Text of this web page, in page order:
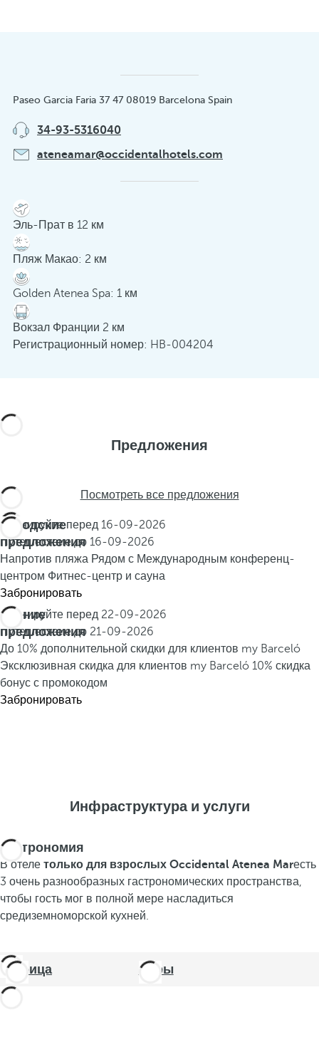
Paseo Garcia Faria 37 47 08019 Barcelona Spain
34-93-5316040
ateneamar@occidentalhotels.com
Эль-Прат в 12 км
Пляж Макао: 2 км
Golden Atenea Spa: 1 км
Вокзал Франции 2 км
Регистрационный номер: HB-004204
Предложения
Посмотреть все предложения
Городские
предложения
Бронируйте перед 16-09-2026
Путешествие до 16-09-2026
Напротив пляжа Рядом с Международным конференц-
центром Фитнес-центр и сауна
Забронировать
Летние
предложения
Бронируйте перед 22-09-2026
Путешествие до 21-09-2026
До 10% дополнительной скидки для клиентов my Barceló
Эксклюзивная скидка для клиентов my Barceló 10% скидка
бонус с промокодом
Забронировать
Инфраструктура и услуги
Гастрономия
В отеле только для взрослых Occidental Atenea Marесть
3 очень разнообразных гастрономических пространства,
чтобы гость мог в полной мере насладиться
средиземноморской кухней.
Корица Бары